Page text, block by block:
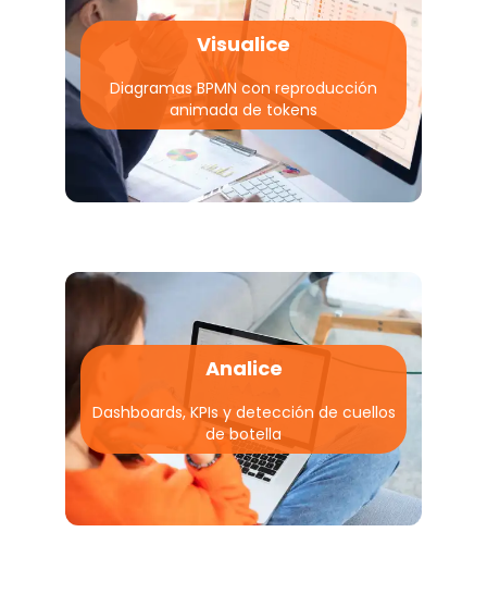
Visualice
Diagramas BPMN con reproducción
animada de tokens
Analice
Dashboards, KPIs y detección de cuellos
de botella